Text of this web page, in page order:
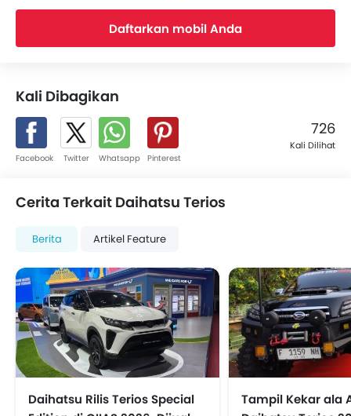
Daftarkan mobil Anda
Kali Dibagikan
Facebook Twitter Whatsapp Pinterest
726
Kali Dilihat
Cerita Terkait Daihatsu Terios
Berita Artikel Feature
Daihatsu Rilis Terios Special
Tampil Kekar ala